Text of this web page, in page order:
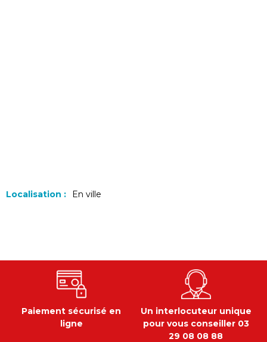
Localisation : En ville
Paiement sécurisé en
ligne
Un interlocuteur unique
pour vous conseiller 03
29 08 08 88